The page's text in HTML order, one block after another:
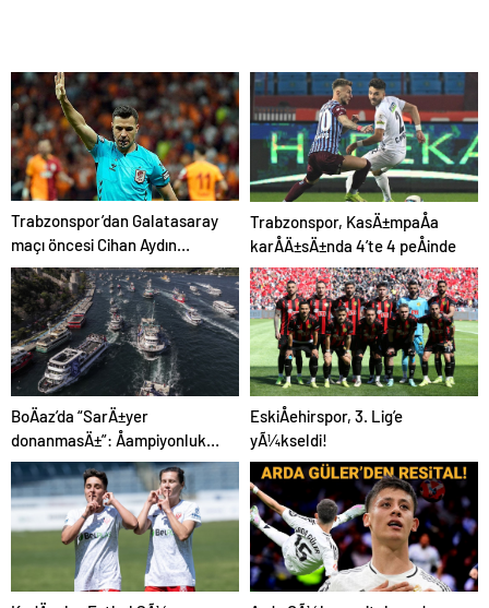
Trabzonspor’dan Galatasaray
maçı öncesi Cihan Aydın
tepkisi!
Trabzonspor, KasÄ±mpaÅa
karÅÄ±sÄ±nda 4’te 4 peÅinde
BoÄaz’da “SarÄ±yer
donanmasÄ±”: Åampiyonluk
coÅkuyla kutlandÄ±
EskiÅehirspor, 3. Lig’e
yÃ¼kseldi!